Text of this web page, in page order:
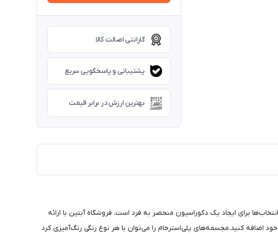
گارانتی اصالت کالا
پشتیبانی و پاسخگویی سریع
بهترین ارزش در برابر قیمت
برای ایجاد یک دکوراسیون منحصر به فرد است. فروشگاه آبتین با ارائه
اضافه کنید.مجسمه‌های پلی‌استرخام را می‌توان با هر نوع رنگی رنگ‌آمیزی کرد